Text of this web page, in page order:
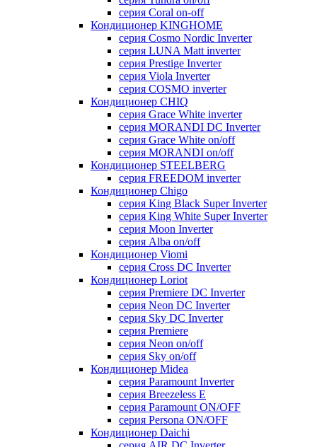
серия Coral on-off
Кондиционер KINGHOME
серия Cosmo Nordic Inverter
серия LUNA Matt inverter
серия Prestige Inverter
серия Viola Inverter
серия COSMO inverter
Кондиционер CHIQ
серия Grace White inverter
серия MORANDI DC Inverter
серия Grace White on/off
серия MORANDI on/off
Кондиционер STEELBERG
серия FREEDOM inverter
Кондиционер Chigo
серия King Black Super Inverter
серия King White Super Inverter
серия Moon Inverter
серия Alba on/off
Кондиционер Viomi
серия Cross DC Inverter
Кондиционер Loriot
серия Premiere DC Inverter
серия Neon DC Inverter
серия Sky DC Inverter
серия Premiere
серия Neon on/off
серия Sky on/off
Кондиционер Midea
серия Paramount Inverter
серия Breezeless E
серия Paramount ON/OFF
серия Persona ON/OFF
Кондиционер Daichi